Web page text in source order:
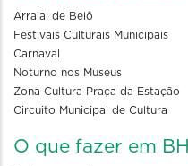
Arraial de Belô
Festivais Culturais Municipais
Carnaval
Noturno nos Museus
Zona Cultura Praça da Estação
Circuito Municipal de Cultura
O que fazer em BH